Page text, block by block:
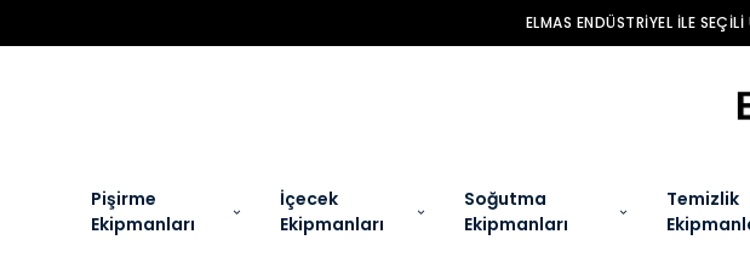
ELMAS ENDÜSTRIYEL ILE
Pişirme
Ekipmanları
İçecek
Ekipmanları
Soğutma
Ekipmanları
Temizlik